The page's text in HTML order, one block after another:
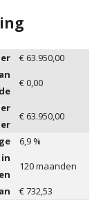
€ 63.950,00
€0,00
€ 63.950,00
6,9 %
120maanden
€732,53